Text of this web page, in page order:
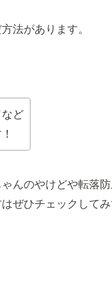
法があります。
ど
んのやけどや転落防
ぜひチェックしてみ